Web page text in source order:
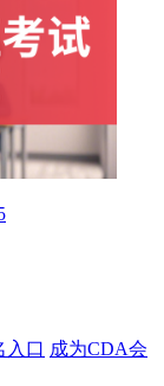
入口 成为CDA会